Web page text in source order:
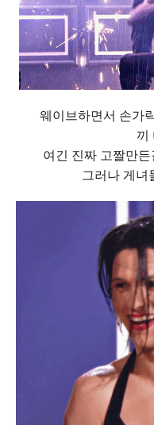
웨이브하면서 손가
끼
여긴 진짜 고짤만
그러나 게녀